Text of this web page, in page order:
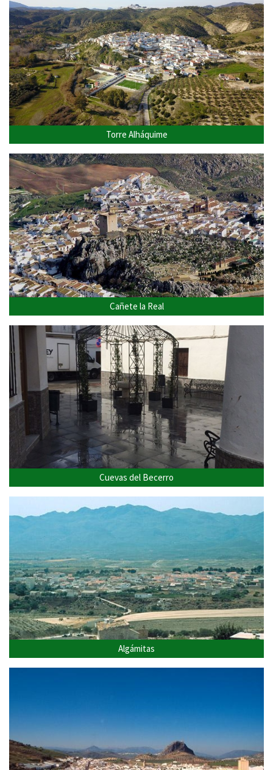
Torre Alháquime
Cañete la Real
Cuevas del Becerro
Algámitas